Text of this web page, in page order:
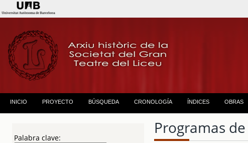
INICIO PROYECTO BÚSQUEDA CRONOLOGÍA ÍNDICES OBRAS
Palabra clave:
Programas